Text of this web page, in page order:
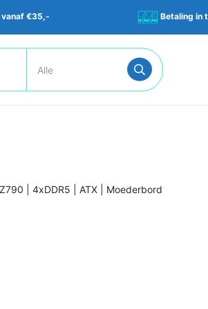
€35,- Betaling in
| 4xDDR5 | ATX | Moederbord